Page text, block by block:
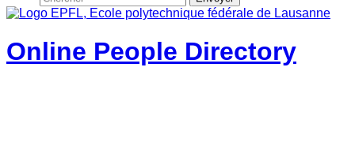
Online People Directory